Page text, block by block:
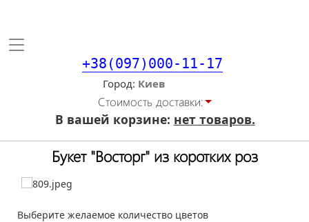
Toggle
+38(097)000-11-17
Город
Стоимость доставки:
В вашей корзине: нет товаров.
Букет "Восторг" из коротких роз
Выберите желаемое количество цветов